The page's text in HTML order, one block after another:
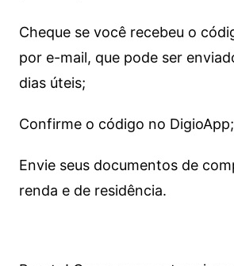
Cheque se você recebeu o
por e-mail, que pode ser
dias úteis;
Confirme o código no DigioApp;
Envie seus documentos de
renda e de residência.